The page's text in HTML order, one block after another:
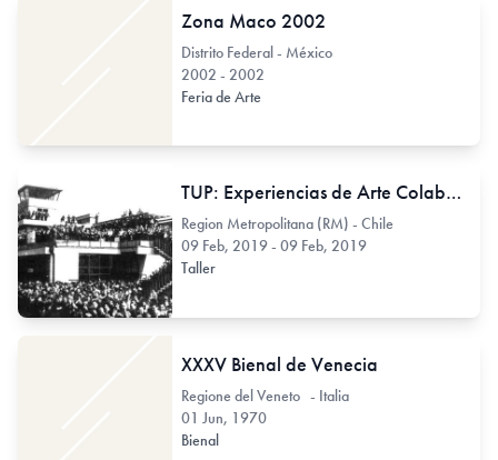
Zona Maco 2002
Distrito Federal - México
2002 - 2002
Feria de Arte
TUP: Experiencias de Arte Colaborativo para después de la pega
Region Metropolitana (RM) - Chile
09 Feb, 2019 - 09 Feb, 2019
Taller
XXXV Bienal de Venecia
Regione del Veneto - Italia
01 Jun, 1970
Bienal